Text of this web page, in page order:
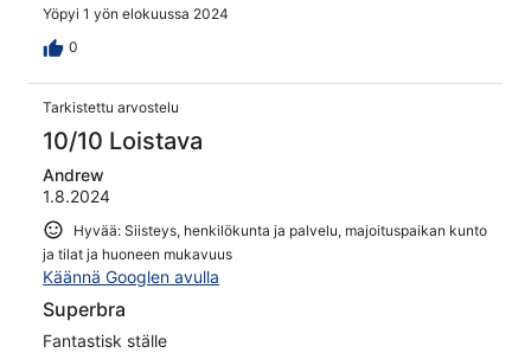
Yöpyi 1 yön elokuussa 2024
0
Tarkistettu arvostelu
10/10 Loistava
Andrew
1.8.2024
Hyvää: Siisteys, henkilökunta ja palvelu, majoituspaikan kunto
ja tilat ja huoneen mukavuus
Käännä Googlen avulla
Superbra
Fantastisk ställe